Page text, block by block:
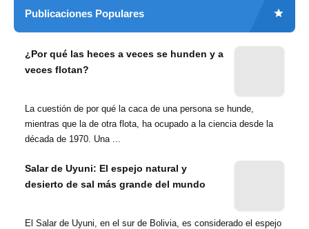
Publicaciones Populares
¿Por qué las heces a veces se hunden y a
veces flotan?
La cuestión de por qué la caca de una persona se hunde,
mientras que la de otra flota, ha ocupado a la ciencia desde la
década de 1970. Una ...
Salar de Uyuni: El espejo natural y
desierto de sal más grande del mundo
El Salar de Uyuni, en el sur de Bolivia, es considerado el espejo